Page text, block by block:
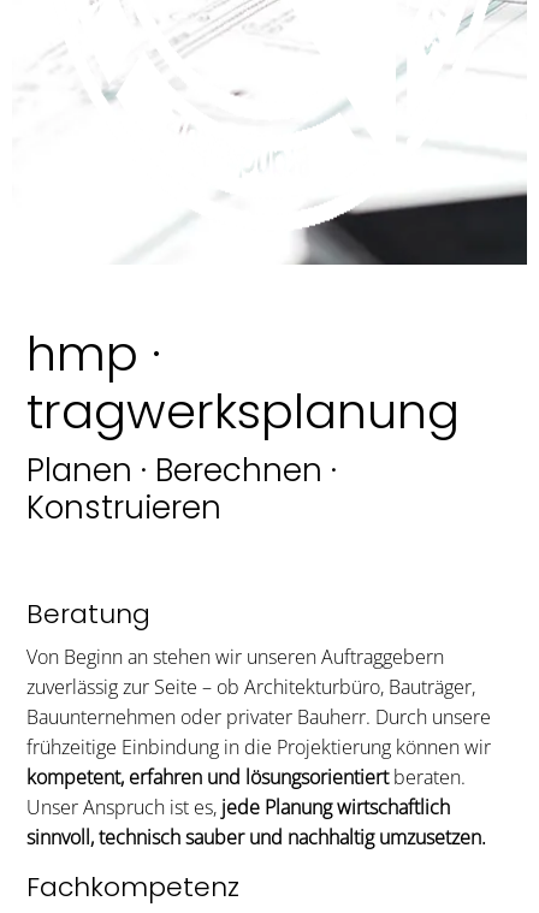
hmp ·
tragwerksplanung
Planen · Berechnen ·
Konstruieren
Beratung
Von Beginn an stehen wir unseren Auftraggebern
zuverlässig zur Seite – ob Architekturbüro, Bauträger,
Bauunternehmen oder privater Bauherr. Durch unsere
frühzeitige Einbindung in die Projektierung können wir
kompetent, erfahren und lösungsorientiertberaten.
Unser Anspruch ist es, jede Planung wirtschaftlich
sinnvoll, technisch sauber und nachhaltig umzusetzen.
Fachkompetenz